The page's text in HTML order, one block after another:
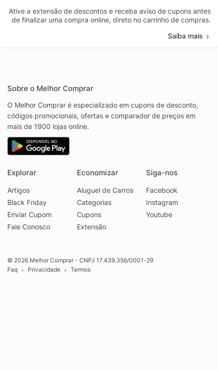
Ative a extensão de descontos e receba aviso de cupons antes
de finalizar uma compra online, direto no carrinho de compras.
Saiba mais
Sobre o Melhor Comprar
O Melhor Comprar é especializado em cupons de desconto,
códigos promocionais, ofertas e comparador de preços em
mais de 1900 lojas online.
Explorar
Artigos
Black Friday
Enviar Cupom
Fale Conosco
Economizar
Aluguel de Carros
Categorias
Cupons
Extensão
Siga-nos
Facebook
Instagram
Youtube
© 2026 Melhor Comprar - CNPJ 17.439.356/0001-29
Faq
• Privacidade • Termos